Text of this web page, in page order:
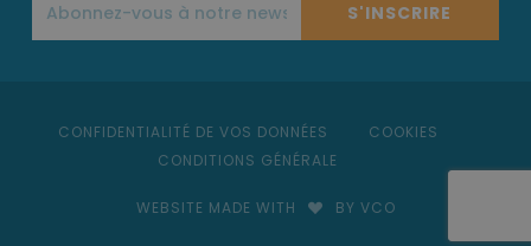
S'INSCRIRE
CONFIDENTIALITÉ DE VOS DONNÉES
COOKIES
CONDITIONS GÉNÉRALE
WEBSITE MADE WITH BY VCO